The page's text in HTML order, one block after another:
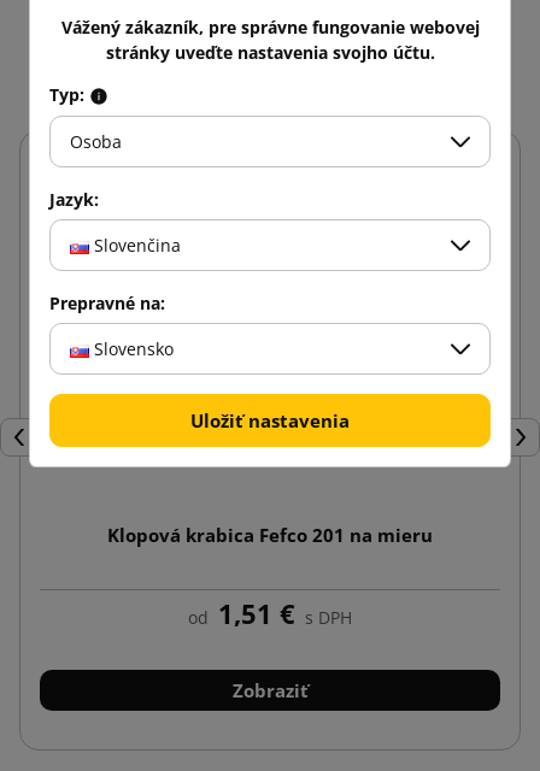
Mohlo by vás zaujať aj
Späť
Klopová krabica Fefco 201 na mieru
od 1,51 € s DPH
Zobraziť
Vážený zákazník, pre správne fungovanie webovej
stránky uveďte nastavenia svojho účtu.
Typ:
Osoba
Jazyk:
Slovenčina
Prepravné na:
Slovensko
Uložiť nastavenia